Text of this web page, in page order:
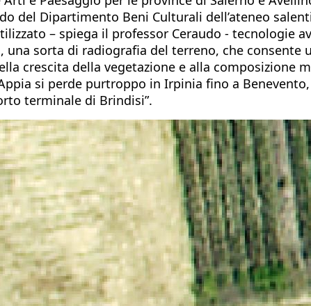
del Dipartimento Beni Culturali dell’ateneo
– spiega il professor Ceraudo - tecnologie
sorta di radiografia del terreno, che consente
crescita della vegetazione e alla composizione
si perde purtroppo in Irpinia fino a
terminale di Brindisi”.